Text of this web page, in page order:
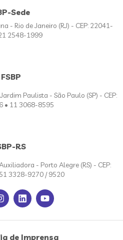
Sede
- Rio de Janeiro (RJ) - CEP: 22041-
2548-1999
FSBP
Paulista - São Paulo (SP) - CEP:
• 11 3068-8595
RS
- Porto Alegre (RS) - CEP:
3328-9270 / 9520
de Imprensa